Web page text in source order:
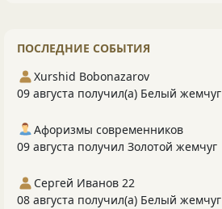
ПОСЛЕДНИЕ СОБЫТИЯ
Xurshid Bobonazarov
09 августа получил(а) Белый жемчуг
Афоризмы современников
09 августа получил Золотой жемчуг
Сергей Иванов 22
08 августа получил(а) Белый жемчуг